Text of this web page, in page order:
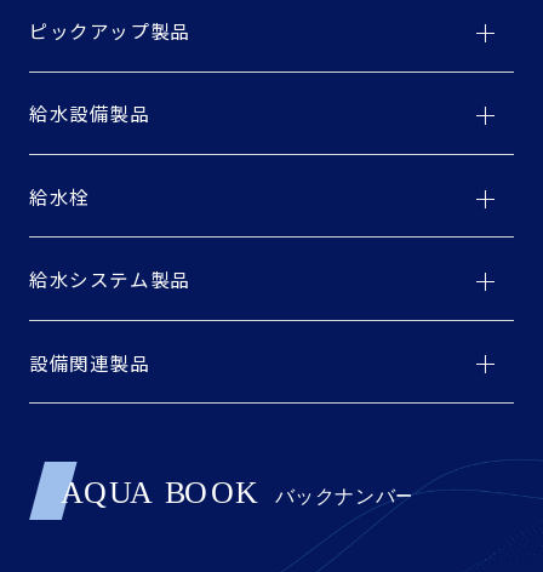
ピックアップ製品
給水設備製品
給水栓
給水システム製品
設備関連製品